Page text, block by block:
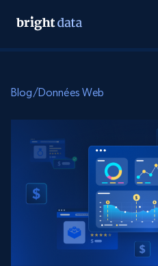
Blog/Données Web